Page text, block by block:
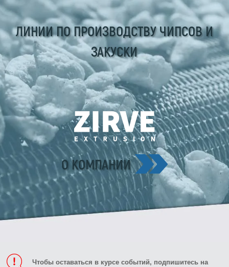
ЛИНИИ ПО ПРОИЗВОДСТВУ ЧИПСОВ И
ЗАКУСКИ
О КОМПАНИИ
Чтобы оставаться в курсе событий, подпишитесь на